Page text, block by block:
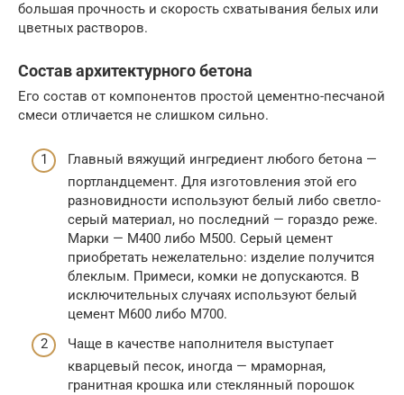
большая прочность и скорость схватывания белых или
цветных растворов.
Состав архитектурного бетона
Его состав от компонентов простой цементно-песчаной
смеси отличается не слишком сильно.
Главный вяжущий ингредиент любого бетона —
портландцемент. Для изготовления этой его
разновидности используют белый либо светло-
серый материал, но последний — гораздо реже.
Марки — М400 либо М500. Серый цемент
приобретать нежелательно: изделие получится
блеклым. Примеси, комки не допускаются. В
исключительных случаях используют белый
цемент М600 либо М700.
Чаще в качестве наполнителя выступает
кварцевый песок, иногда — мраморная,
гранитная крошка или стеклянный порошок